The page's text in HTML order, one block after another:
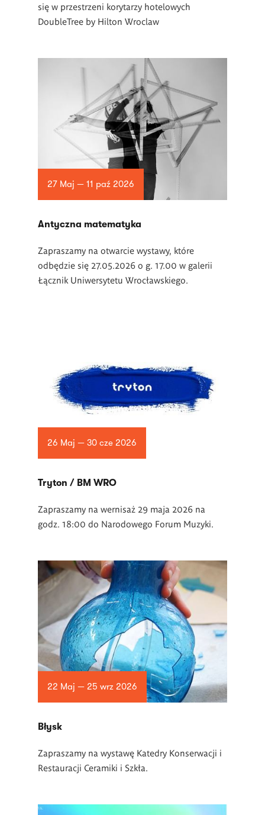
się w przestrzeni korytarzy hotelowych
DoubleTree by Hilton Wroclaw
27 Maj — 11 paź 2026
Antyczna matematyka
Zapraszamy na otwarcie wystawy, które
odbędzie się 27.05.2026 o g. 17.00 w galerii
Łącznik Uniwersytetu Wrocławskiego.
26 Maj — 30 cze 2026
Tryton / BM WRO
Zapraszamy na wernisaż 29 maja 2026 na
godz. 18:00 do Narodowego Forum Muzyki.
22 Maj — 25 wrz 2026
Błysk
Zapraszamy na wystawę Katedry Konserwacji i
Restauracji Ceramiki i Szkła.